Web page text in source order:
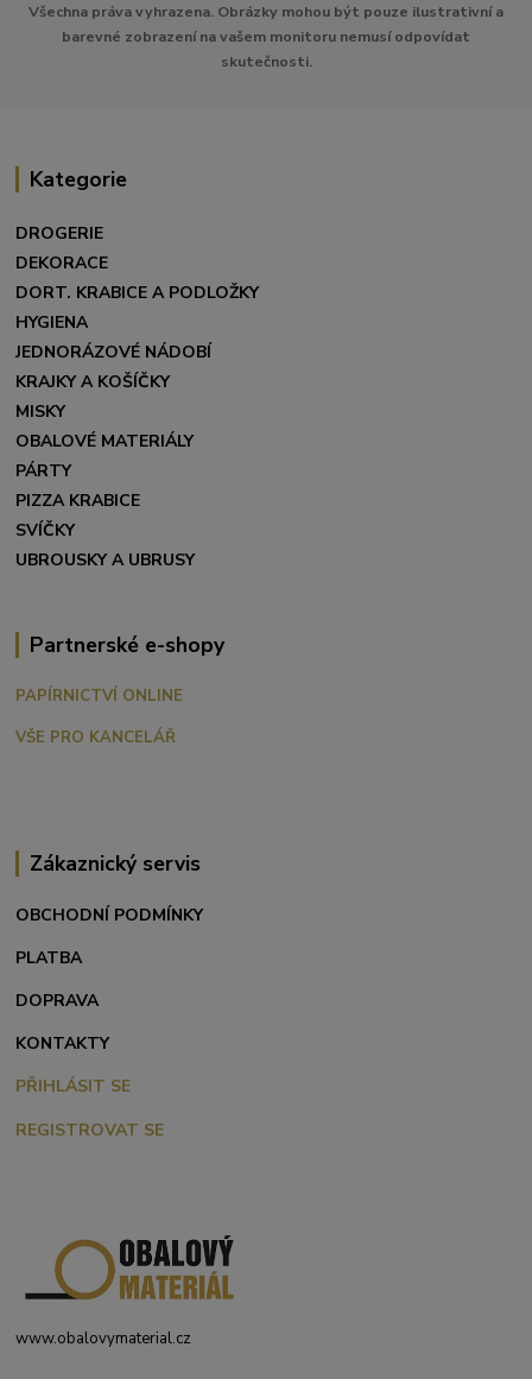
Všechna práva vyhrazena. Obrázky mohou být pouze ilustrativní a
barevné zobrazení na vašem monitoru nemusí odpovídat
skutečnosti.
Kategorie
DROGERIE
DEKORACE
DORT. KRABICE A PODLOŽKY
HYGIENA
JEDNORÁZOVÉ NÁDOBÍ
KRAJKY A KOŠÍČKY
MISKY
OBALOVÉ MATERIÁLY
PÁRTY
PIZZA KRABICE
SVÍČKY
UBROUSKY A UBRUSY
Partnerské e-shopy
PAPÍRNICTVÍ ONLINE
VŠE PRO KANCELÁŘ
Zákaznický servis
OBCHODNÍ PODMÍNKY
PLATBA
DOPRAVA
KONTAKTY
PŘIHLÁSIT SE
REGISTROVAT SE
www.obalovymaterial.cz